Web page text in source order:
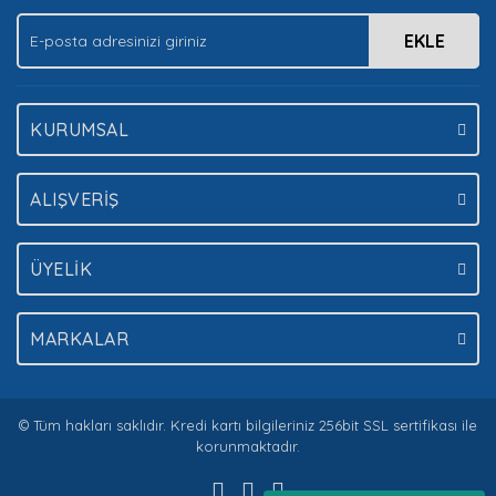
EKLE
KURUMSAL
ALIŞVERİŞ
ÜYELİK
MARKALAR
© Tüm hakları saklıdır. Kredi kartı bilgileriniz 256bit SSL sertifikası ile
korunmaktadır.